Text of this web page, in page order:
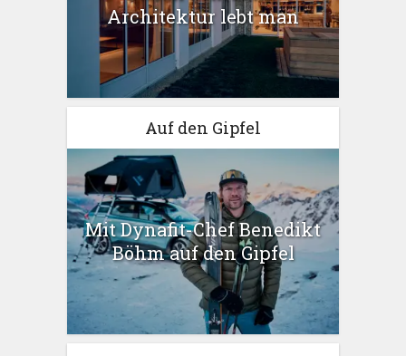
Architektur lebt man
Auf den Gipfel
Mit Dynafit-Chef Benedikt
Böhm auf den Gipfel